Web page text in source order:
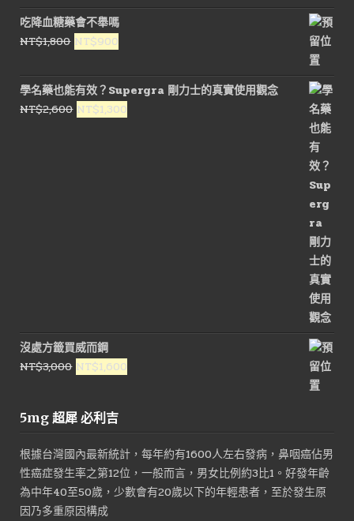
吃降血糖藥會不舉嗎
NT$1,800 原
價
格：
NT$1,800。
NT$900
價
格：
NT$900。
學名藥也能有效？Supergra 剛力士的真實使用觀念
NT$2,600 原
NT$1,300
沒處方籤買威而鋼
NT$3,000 原
格：
NT$1,600
5mg 超犀 必利吉
根據台灣國內最新統計，每年約有1600人左右發病，鼻咽癌佔男
性癌症發生率之第12位，一般而言，男女比例約3比1。好發年齡
為中年40至50歲，少數會有20歲以下的年輕患者，至於發生原
因乃多重原因構成